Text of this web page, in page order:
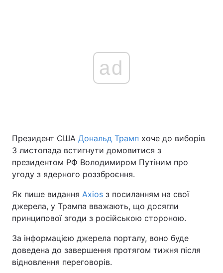
Головна Війна
Україна Політика
Спорт Наука
Зброя Інциденти
ad
Президент США Дональд Трамп хоче до виборів
3 листопада встигнути домовитися з
президентом РФ Володимиром Путіним про
угоду з ядерного роззброєння.
Як пише видання Axios з посиланням на свої
джерела, у Трампа вважають, що досягли
принципової згоди з російською стороною.
За інформацією джерела порталу, воно буде
доведена до завершення протягом тижня після
відновлення переговорів.